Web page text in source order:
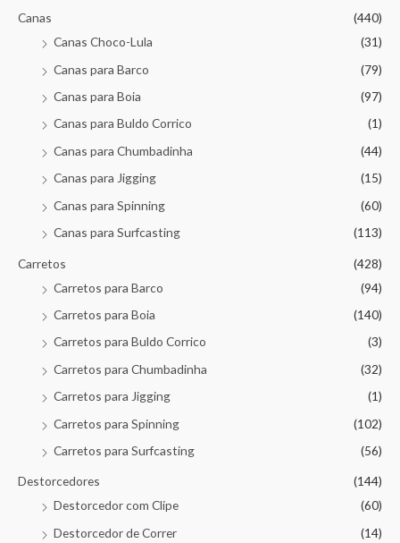
Canas
(440)
Canas Choco-Lula
(31)
Canas para Barco
(79)
Canas para Boia
(97)
Canas para Buldo Corrico
(1)
Canas para Chumbadinha
(44)
Canas para Jigging
(15)
Canas para Spinning
(60)
Canas para Surfcasting
(113)
Carretos
(428)
Carretos para Barco
(94)
Carretos para Boia
(140)
Carretos para Buldo Corrico
(3)
Carretos para Chumbadinha
(32)
Carretos para Jigging
(1)
Carretos para Spinning
(102)
Carretos para Surfcasting
(56)
Destorcedores
(144)
Destorcedor com Clipe
(60)
Destorcedor de Correr
(14)